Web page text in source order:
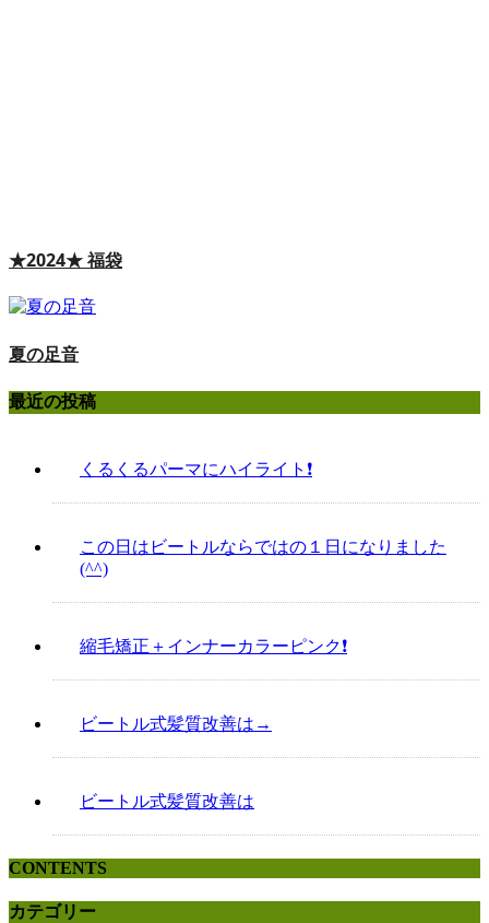
★2024★ 福袋
夏の足音
最近の投稿
くるくるパーマにハイライト❗️
この日はビートルならではの１日になりました
(^^)
縮毛矯正＋インナーカラーピンク❗️
ビートル式髪質改善は→
ビートル式髪質改善は
CONTENTS
カテゴリー